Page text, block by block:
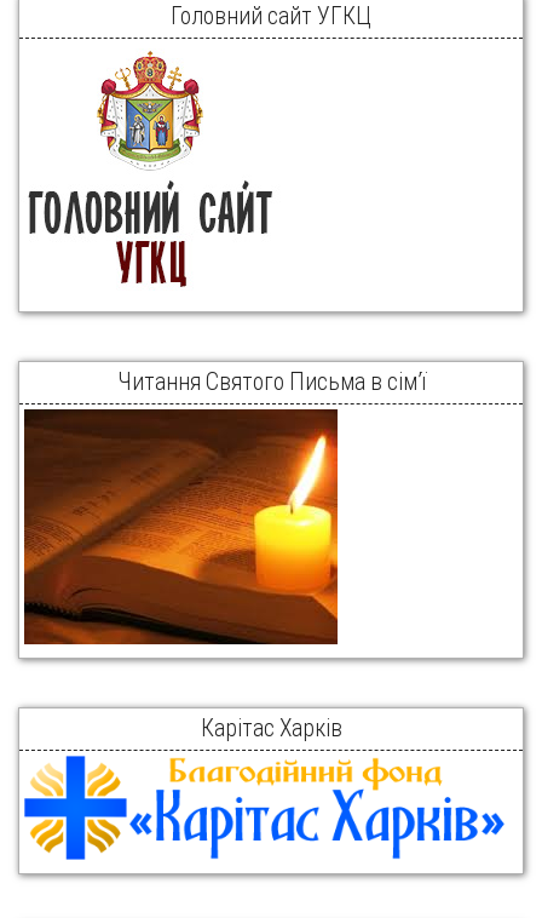
Головний сайт УГКЦ
Читання Святого Письма в сім’ї
Карітас Харків